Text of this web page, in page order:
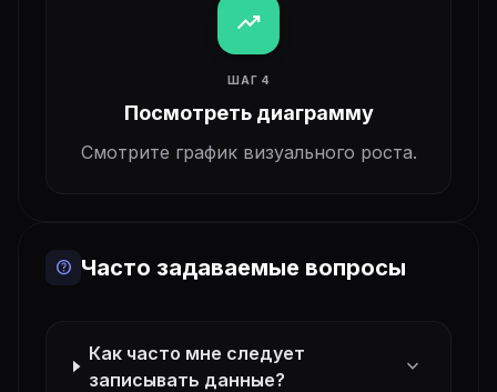
trending_up
ШАГ 4
Посмотреть диаграмму
Смотрите график визуального роста.
help Часто задаваемые вопросы
Как часто мне следует
записывать данные?
expand_more